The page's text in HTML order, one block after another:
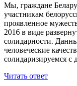
Мы, граждане
участникам
проявленное
2016 в виде
солидарности.
человеческие
солидаризируемся
Читать ответ